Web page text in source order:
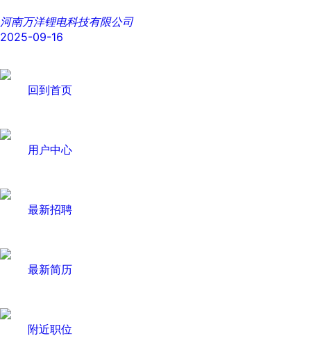
河南万洋锂电科技有限公司
2025-09-16
回到首页
用户中心
最新招聘
最新简历
附近职位